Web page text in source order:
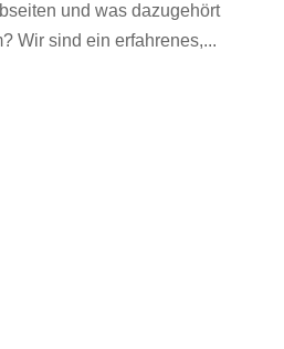
und was dazugehört
Wir sind ein erfahrenes,...